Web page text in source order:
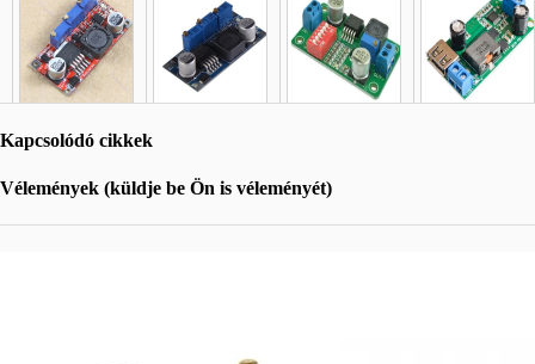
Kapcsolódó cikkek
Vélemények (küldje be Ön is véleményét)